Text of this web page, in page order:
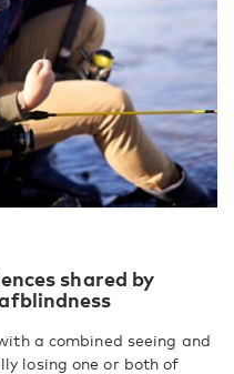
shared by
a combined seeing and
losing one or both of